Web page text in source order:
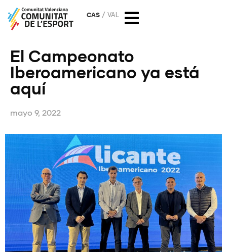
CAS VAL
El Campeonato
Iberoamericano ya está
aquí
mayo 9, 2022